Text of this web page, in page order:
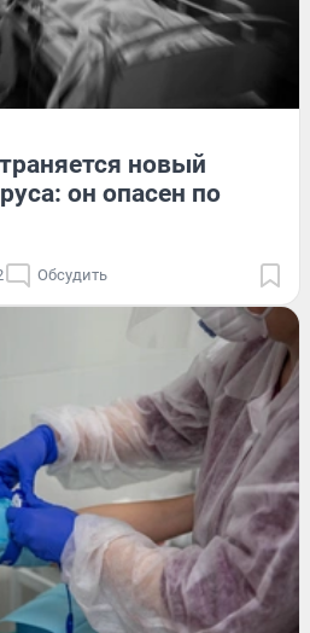
новый
он опасен по
Обсудить